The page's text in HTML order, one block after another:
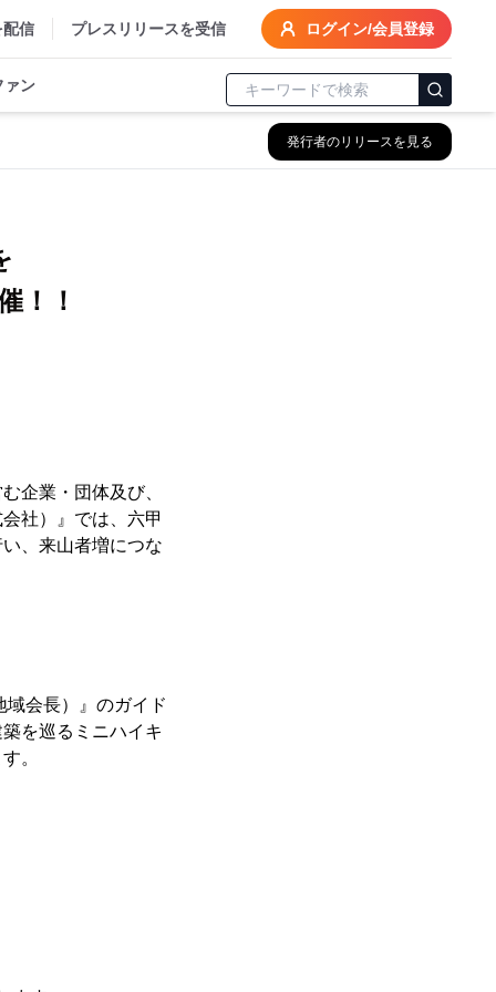
配信 プレスリリースを受信 ログイン/会員登録
ァン
発行者のリリースを見る
！！
企業・団体及び、
社）』では、六甲
、来山者増につな
会長）』のガイド
を巡るミニハイキ
。